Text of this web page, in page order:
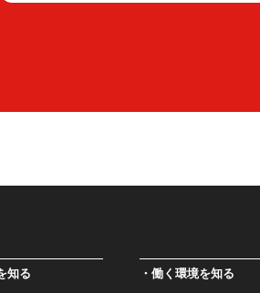
知る 働く環境を知る